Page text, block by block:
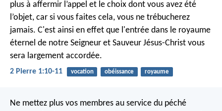
plus à affermir l’appel et le choix dont vous avez été
l’objet, car si vous faites cela, vous ne trébucherez
jamais. C'est ainsi en effet que l'entrée dans le royaume
éternel de notre Seigneur et Sauveur Jésus-Christ vous
sera largement accordée.
2 Pierre 1:10-11 vocation obéissance royaume
Ne mettez plus vos membres au service du péché